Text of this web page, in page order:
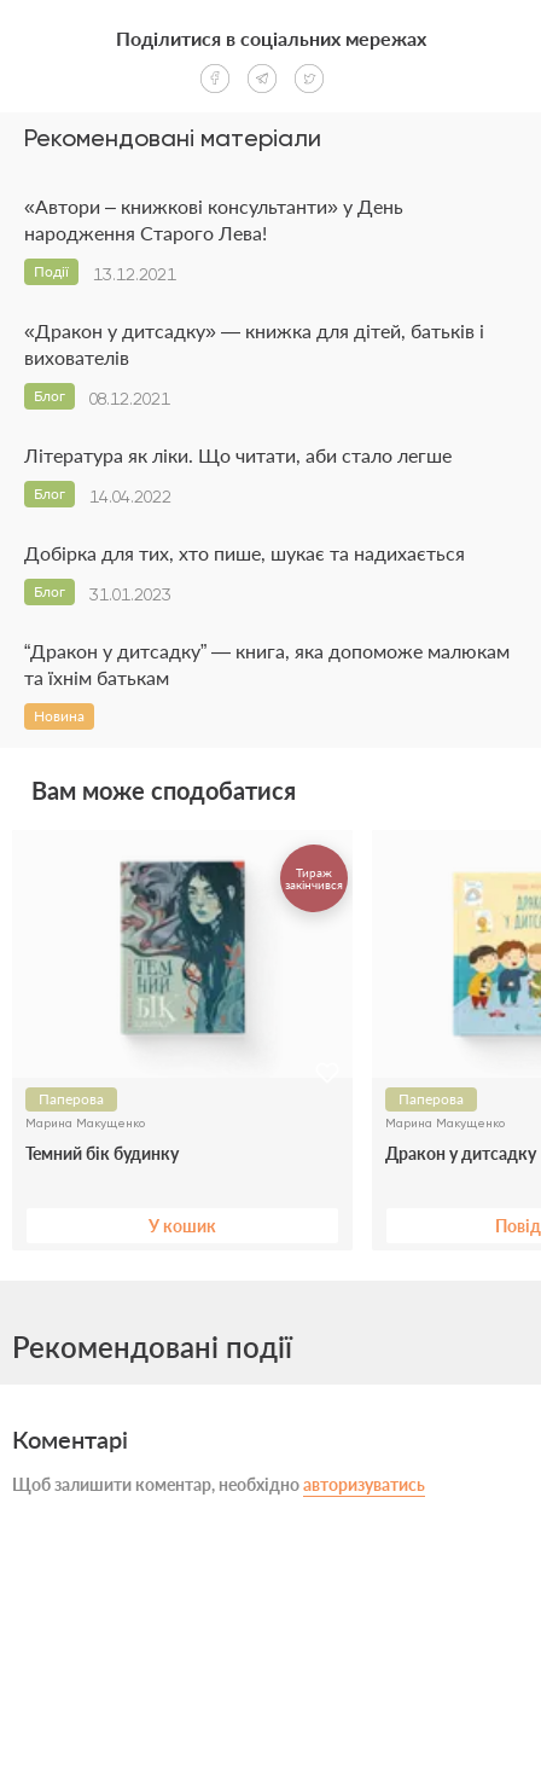
Рекомендовані матеріали
«Автори – книжкові консультанти» у День
народження Старого Лева!
13.12.2021
Події
«Дракон у дитсадку» — книжка для дітей, батьків і
вихователів
08.12.2021
Блог
Література як ліки. Що читати, аби стало легше
14.04.2022
Блог
Добірка для тих, хто пише, шукає та надихається
31.01.2023
Блог
“Дракон у дитсадку” — книга, яка допоможе малюкам
та їхнім батькам
Новина
Поділитися в соціальних мережах
Вам може сподобатися
Тираж
закінчився
Паперова
Марина Макущенко
Темний бік будинку
У кошик
Паперова
Марина Макущенко
Дракон у дитсадку
Рекомендовані події
Коментарі
Щоб залишити коментар, необхідноавторизуватись